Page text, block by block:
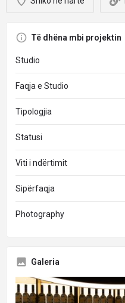
Të dhëna mbi projektin
Studio
Faqja e Studio
Tipologjia
Statusi
Viti i ndërtimit
Sipërfaqja
Photography
Galeria